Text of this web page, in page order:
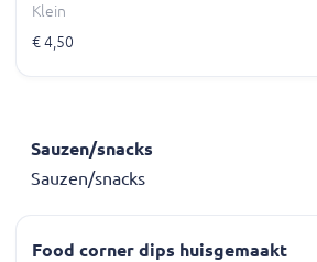
Klein
€ 4,50
Sauzen/snacks
Sauzen/snacks
Food corner dips huisgemaakt